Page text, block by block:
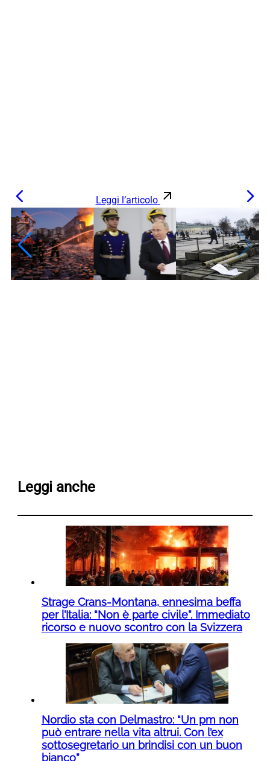
Leggi l’articolo
Leggi anche
Strage Crans-Montana, ennesima beffa
per l’Italia: “Non è parte civile”. Immediato
ricorso e nuovo scontro con la Svizzera
Nordio sta con Delmastro: “Un pm non
può entrare nella vita altrui. Con l’ex
sottosegretario un brindisi con un buon
bianco”